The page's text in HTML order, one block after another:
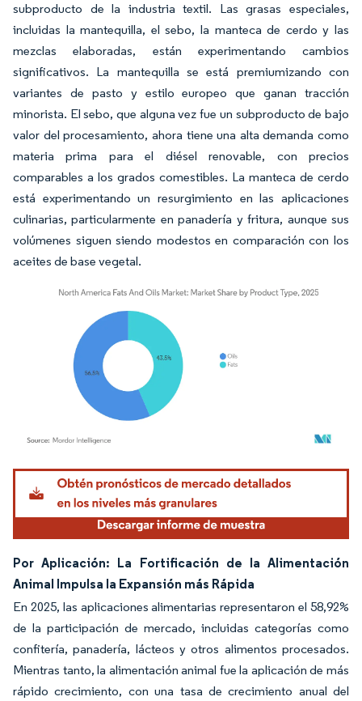
subproducto de la industria textil. Las grasas especiales,
incluidas la mantequilla, el sebo, la manteca de cerdo y las
mezclas elaboradas, están experimentando cambios
significativos. La mantequilla se está premiumizando con
variantes de pasto y estilo europeo que ganan tracción
minorista. El sebo, que alguna vez fue un subproducto de bajo
valor del procesamiento, ahora tiene una alta demanda como
materia prima para el diésel renovable, con precios
comparables a los grados comestibles. La manteca de cerdo
está experimentando un resurgimiento en las aplicaciones
culinarias, particularmente en panadería y fritura, aunque sus
volúmenes siguen siendo modestos en comparación con los
aceites de base vegetal.
Imagen © Mordor Intelligence. El uso requiere atribución según CC BY 4.0.
Por Aplicación: La Fortificación de la Alimentación
Animal Impulsa la Expansión más Rápida
En 2025, las aplicaciones alimentarias representaron el 58,92%
de la participación de mercado, incluidas categorías como
confitería, panadería, lácteos y otros alimentos procesados.
Mientras tanto, la alimentación animal fue la aplicación de más
rápido crecimiento, con una tasa de crecimiento anual del